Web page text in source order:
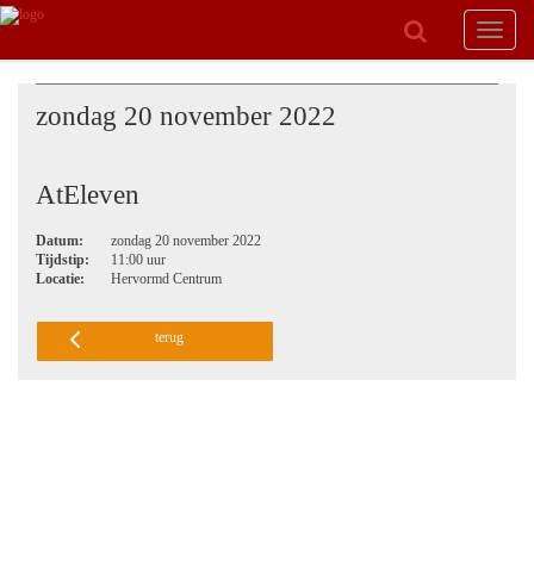
Toggle
zondag 20 november 2022
AtEleven
Datum:
zondag 20 november 2022
Tijdstip:
11:00 uur
Locatie:
Hervormd Centrum
terug